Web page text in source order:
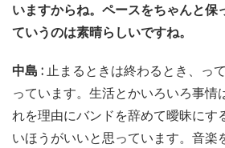
いますからね。ペースをちゃんと保
ていうのは素晴らしいですね。
中島 :止まるときは終わるとき、っ
っています。生活とかいろいろ事情
れを理由にバンドを辞めて曖昧にす
いほうがいいと思っています。音楽